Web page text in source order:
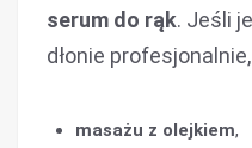
serum do rąk. Jeśli
dłonie
masażu z olejkiem,